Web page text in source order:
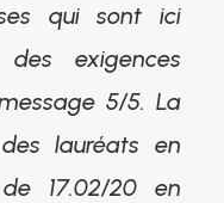
qui sont ici
exigences
5/5. La
lauréats en
17.02/20 en